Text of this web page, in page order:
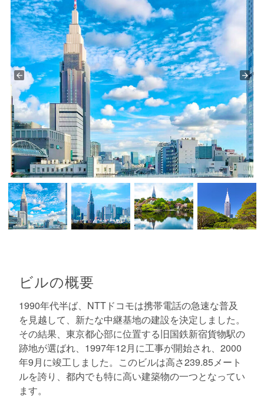
ビルの概要
1990年代半ば、NTTドコモは携帯電話の急速な普及
を見越して、新たな中継基地の建設を決定しました。
その結果、東京都心部に位置する旧国鉄新宿貨物駅の
跡地が選ばれ、1997年12月に工事が開始され、2000
年9月に竣工しました。このビルは高さ239.85メート
ルを誇り、都内でも特に高い建築物の一つとなってい
ます。